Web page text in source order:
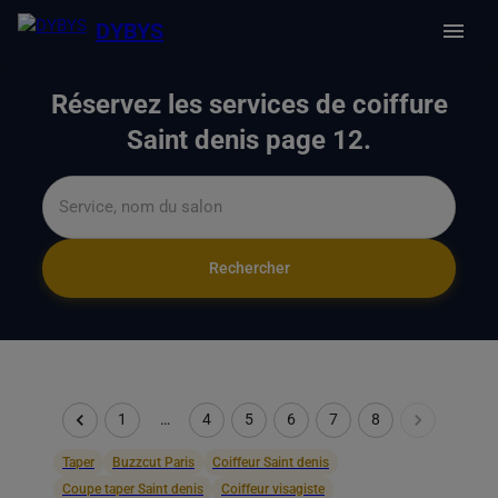
DYBYS
Réservez les services de coiffure
Saint denis page 12.
Rechercher
1 … 4 5 6 7 8
Taper Buzzcut Paris
Coiffeur Saint denis
Coupe taper Saint denis
Coiffeur visagiste